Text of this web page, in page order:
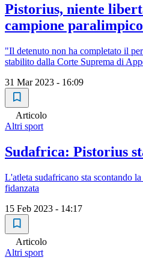
Pistorius, niente
campione
"Il detenuto non ha completato il
stabilito dalla Corte Suprema di
31 Mar 2023 - 16:09
Articolo
Altri sport
Sudafrica: Pistorius
L'atleta sudafricano sta scontando
fidanzata
15 Feb 2023 - 14:17
Articolo
Altri sport